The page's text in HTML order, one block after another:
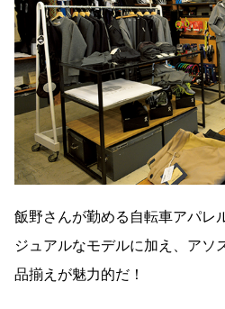
飯野さんが勤める自転車アパレ
ジュアルなモデルに加え、アソ
品揃えが魅力的だ！